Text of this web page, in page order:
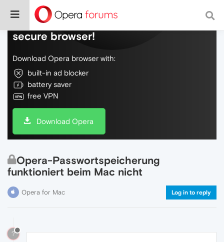
Do more on the web, with a fast and
secure browser!
Download Opera browser with:
built-in ad blocker
battery saver
free VPN
Download Opera
Opera-Passwortspeicherung
funktioniert beim Mac nicht
Opera for Mac Log in to reply
?